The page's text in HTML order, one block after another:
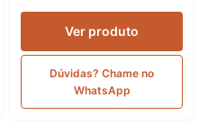
Ver produto
Dúvidas? Chame no
WhatsApp